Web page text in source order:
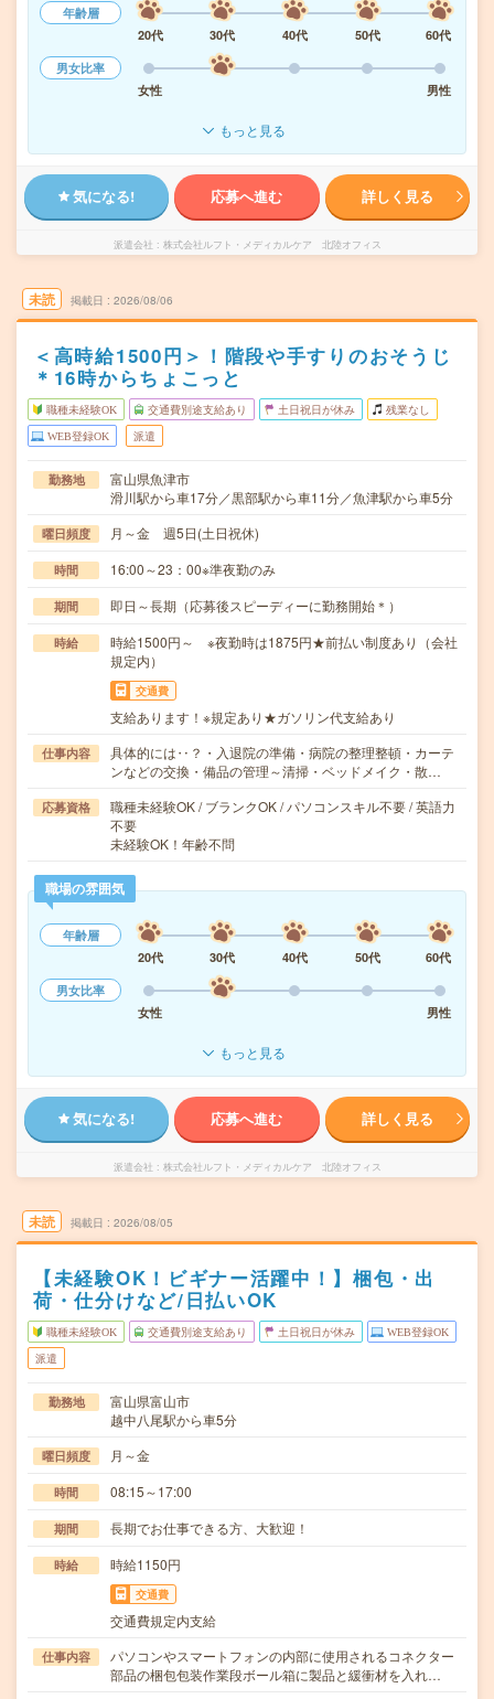
年齢層
20代
30代 40代 50代
60代
男女比率
女性
男性
もっと見る
気になる! 応募へ進む 詳しく見る
派遣会社 株式会社ルフト・メディカルケア 北陸オフィス
未読 掲載日 2026/08/06
＜高時給1500円＞！階段や手すりのおそうじ
＊16時からちょこっと
職種未経験OK 交通費別途支給あり 土日祝日が休み 残業なし
WEB登録OK 派遣
勤務地
富山県魚津市
滑川駅から車17分／黒部駅から車11分／魚津駅から車5分
曜日頻度 月～金 週5日(土日祝休)
時間 16:00～23：00※準夜勤のみ
期間 即日～長期（応募後スピーディーに勤務開始＊）
時給
時給1500円～ ※夜勤時は1875円★前払い制度あり（会社
規定内）
交通費
支給あります！※規定あり★ガソリン代支給あり
仕事内容
具体的には‥？・入退院の準備・病院の整理整頓・カーテ
ンなどの交換・備品の管理～清掃・ベッドメイク・散…
応募資格
職種未経験OK / ブランクOK / パソコンスキル不要 / 英語力
不要
未経験OK！年齢不問
職場の雰囲気
年齢層
20代
30代 40代 50代
60代
男女比率
女性
男性
もっと見る
気になる! 応募へ進む 詳しく見る
派遣会社 株式会社ルフト・メディカルケア 北陸オフィス
未読 掲載日 2026/08/05
【未経験OK！ビギナー活躍中！】梱包・出
荷・仕分けなど/日払いOK
職種未経験OK 交通費別途支給あり 土日祝日が休み WEB登録OK
派遣
勤務地
富山県富山市
越中八尾駅から車5分
曜日頻度 月～金
時間 08:15～17:00
期間 長期でお仕事できる方、大歓迎！
時給 時給1150円
交通費
交通費規定内支給
仕事内容
パソコンやスマートフォンの内部に使用されるコネクター
部品の梱包包装作業段ボール箱に製品と緩衝材を入れ…